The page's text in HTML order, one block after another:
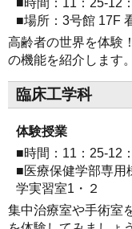
■時間：11：25-12
■場所：3号館 17F
高齢者の世界を体験
の機能を紹介します。
臨床工学科
体験授業
■時間：11：25-12
■医療保健学部専用
学実習室1・２
集中治療室や手術室